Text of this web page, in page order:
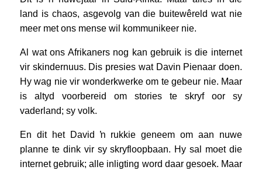
land is chaos, asgevolg van die buitewêreld wat nie
meer met ons mense wil kommunikeer nie.
Al wat ons Afrikaners nog kan gebruik is die internet
vir skindernuus. Dis presies wat Davin Pienaar doen.
Hy wag nie vir wonderkwerke om te gebeur nie. Maar
is altyd voorbereid om stories te skryf oor sy
vaderland; sy volk.
En dit het David ŉ rukkie geneem om aan nuwe
planne te dink vir sy skryfloopbaan. Hy sal moet die
internet gebruik; alle inligting word daar gesoek. Maar